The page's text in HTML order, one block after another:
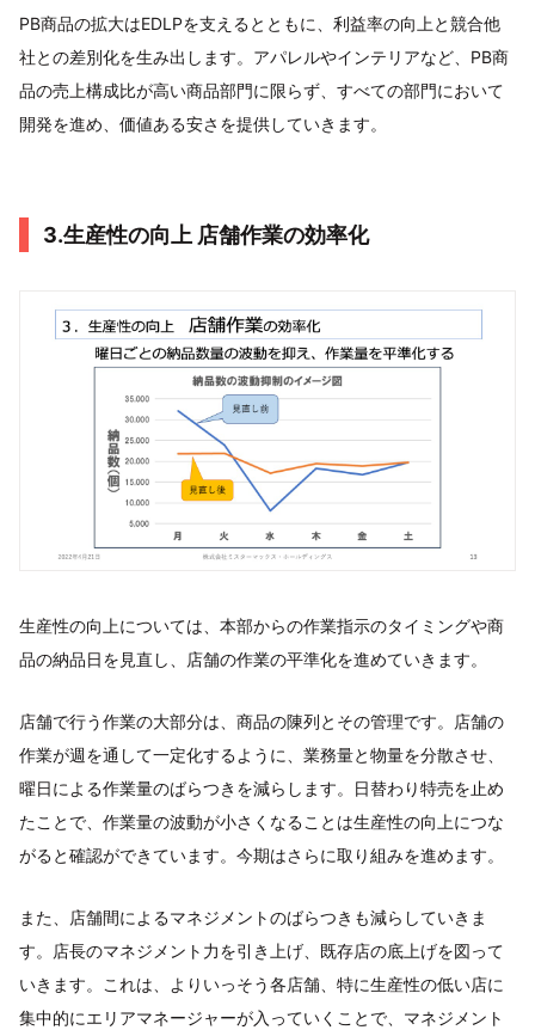
PB商品の拡大はEDLPを支えるとともに、利益率の向上と競合他
社との差別化を生み出します。アパレルやインテリアなど、PB商
品の売上構成比が高い商品部門に限らず、すべての部門において
開発を進め、価値ある安さを提供していきます。
3.生産性の向上 店舗作業の効率化
生産性の向上については、本部からの作業指示のタイミングや商
品の納品日を見直し、店舗の作業の平準化を進めていきます。
店舗で行う作業の大部分は、商品の陳列とその管理です。店舗の
作業が週を通して一定化するように、業務量と物量を分散させ、
曜日による作業量のばらつきを減らします。日替わり特売を止め
たことで、作業量の波動が小さくなることは生産性の向上につな
がると確認ができています。今期はさらに取り組みを進めます。
また、店舗間によるマネジメントのばらつきも減らしていきま
す。店長のマネジメント力を引き上げ、既存店の底上げを図って
いきます。これは、よりいっそう各店舗、特に生産性の低い店に
集中的にエリアマネージャーが入っていくことで、マネジメント